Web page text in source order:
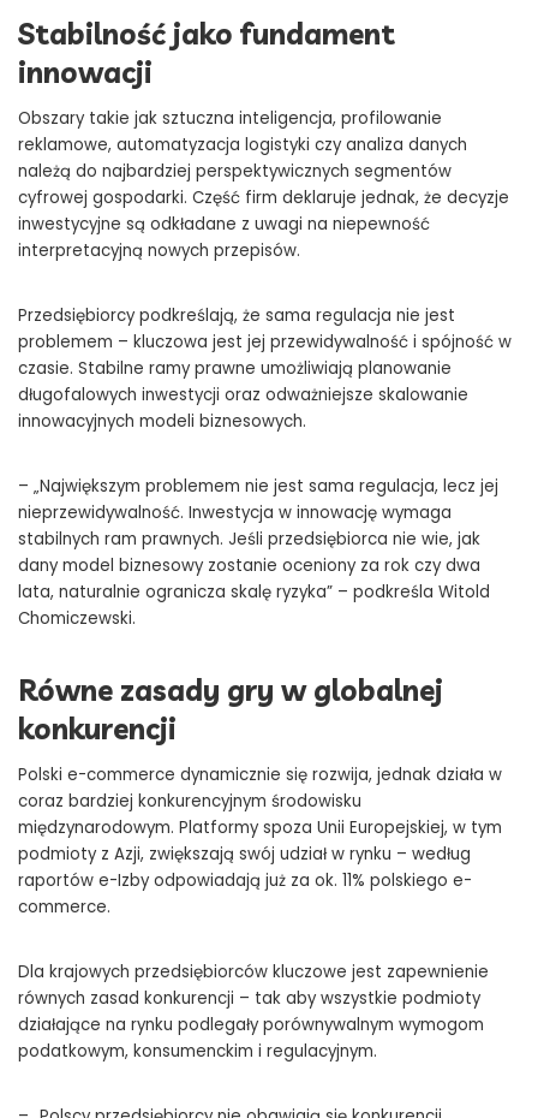
Stabilność jako fundament
innowacji
Obszary takie jak sztuczna inteligencja, profilowanie
reklamowe, automatyzacja logistyki czy analiza danych
należą do najbardziej perspektywicznych segmentów
cyfrowej gospodarki. Część firm deklaruje jednak, że decyzje
inwestycyjne są odkładane z uwagi na niepewność
interpretacyjną nowych przepisów.
Przedsiębiorcy podkreślają, że sama regulacja nie jest
problemem – kluczowa jest jej przewidywalność i spójność w
czasie. Stabilne ramy prawne umożliwiają planowanie
długofalowych inwestycji oraz odważniejsze skalowanie
innowacyjnych modeli biznesowych.
– „Największym problemem nie jest sama regulacja, lecz jej
nieprzewidywalność. Inwestycja w innowację wymaga
stabilnych ram prawnych. Jeśli przedsiębiorca nie wie, jak
dany model biznesowy zostanie oceniony za rok czy dwa
lata, naturalnie ogranicza skalę ryzyka” – podkreśla Witold
Chomiczewski.
Równe zasady gry w globalnej
konkurencji
Polski e-commerce dynamicznie się rozwija, jednak działa w
coraz bardziej konkurencyjnym środowisku
międzynarodowym. Platformy spoza Unii Europejskiej, w tym
podmioty z Azji, zwiększają swój udział w rynku – według
raportów e-Izby odpowiadają już za ok. 11% polskiego e-
commerce.
Dla krajowych przedsiębiorców kluczowe jest zapewnienie
równych zasad konkurencji – tak aby wszystkie podmioty
działające na rynku podlegały porównywalnym wymogom
podatkowym, konsumenckim i regulacyjnym.